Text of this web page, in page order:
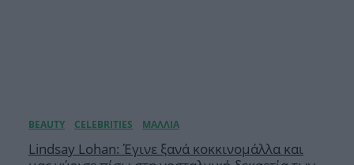
Lindsay Lohan: Έγινε ξανά κοκκινομάλλα και